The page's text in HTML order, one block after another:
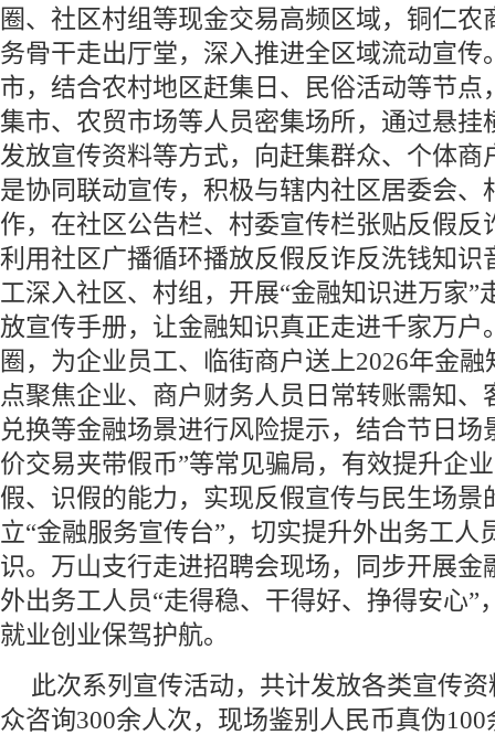
圈、社区村组等现金交易高频区域，铜仁农
务骨干走出厅堂，深入推进全区域流动宣传
市，结合农村地区赶集日、民俗活动等节点
集市、农贸市场等人员密集场所，通过悬挂
发放宣传资料等方式，向赶集群众、个体商
是协同联动宣传，积极与辖内社区居委会、
作，在社区公告栏、村委宣传栏张贴反假反
利用社区广播循环播放反假反诈反洗钱知识
工深入社区、村组，开展“金融知识进万家”
放宣传手册，让金融知识真正走进千家万户
圈，为企业员工、临街商户送上2026年金融
点聚焦企业、商户财务人员日常转账需知、
兑换等金融场景进行风险提示，结合节日场
价交易夹带假币”等常见骗局，有效提升企
假、识假的能力，实现反假宣传与民生场景
立“金融服务宣传台”，切实提升外出务工人
识。万山支行走进招聘会现场，同步开展金
外出务工人员“走得稳、干得好、挣得安心”
就业创业保驾护航。
此次系列宣传活动，共计发放各类宣传
众咨询300余人次，现场鉴别人民币真伪